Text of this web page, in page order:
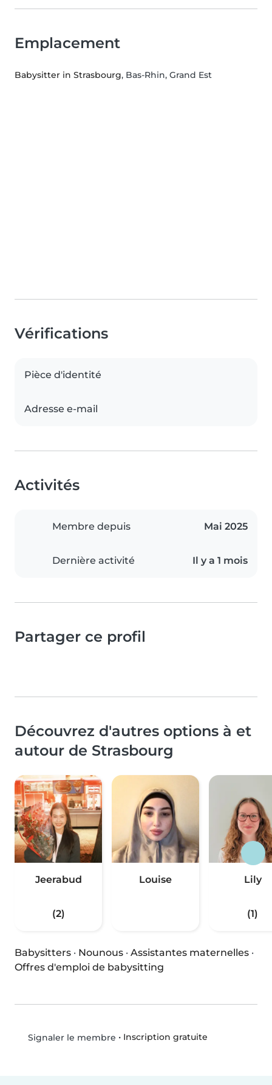
Emplacement
Babysitter in Strasbourg, Bas-Rhin, Grand Est
Vérifications
Pièce d'identité
Adresse e-mail
Activités
Membre depuis Mai 2025
Dernière activité Il y a 1 mois
Partager ce profil
Découvrez d'autres options à et
autour de Strasbourg
Jeerabud
(2)
Louise Lily
(1)
Babysitters · Nounous · Assistantes maternelles ·
Offres d'emploi de babysitting
Signaler le membre • Inscription gratuite